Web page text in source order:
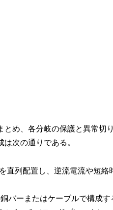
め、各分岐の保護と異常切
次の通りである。
直列配置し、逆流電流や短
バーまたはケーブルで構成す